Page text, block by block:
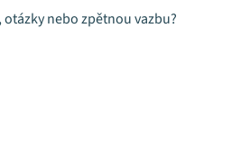
nebo zpětnou vazbu?